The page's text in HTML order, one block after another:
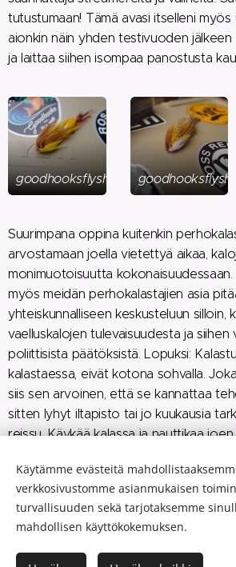
tutustumaan! Tämä avasi itselleni myös
aionkin näin yhden testivuoden jälkeen
ja laittaa siihen isompaa panostusta
goodhooksflyshop.com
Suurimpana oppina kuitenkin
arvostamaan joella vietettyä aikaa,
monimuotoisuutta
myös meidän perhokalastajien asia
yhteiskunnalliseen keskusteluun silloin,
vaelluskalojen tulevaisuudesta ja siihen
poliittisista päätöksistä. Lopuksi:
kalastaessa, eivät kotona sohvalla.
siis sen arvoinen, että se kannattaa
sitten lyhyt iltapisto tai jo kuukausia
reissu. Käykää kalassa ja nauttikaa
Takaisin
Käytämme evästeitä
verkkosivustomme asianmukaisen
turvallisuuden sekä tarjotaksemme
mahdollisen käyttökokemuksen.